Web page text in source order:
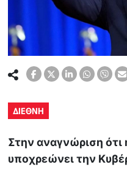
ΔΙΕΘΝΗ
Στην αναγνώριση ότι
υποχρεώνει την